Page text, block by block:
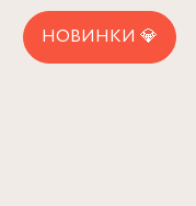
НОВИНКИ 💎